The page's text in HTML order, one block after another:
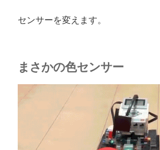
センサーを変えます。
まさかの色センサー